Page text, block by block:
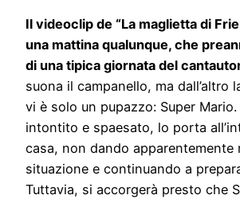
Il videoclip de “La maglietta di
una mattina qualunque, che
di una tipica giornata del
suona il campanello, ma dall’altro
vi è solo un pupazzo: Super
intontito e spaesato, lo porta
casa, non dando apparentemente
situazione e continuando a
Tuttavia, si accorgerà presto che